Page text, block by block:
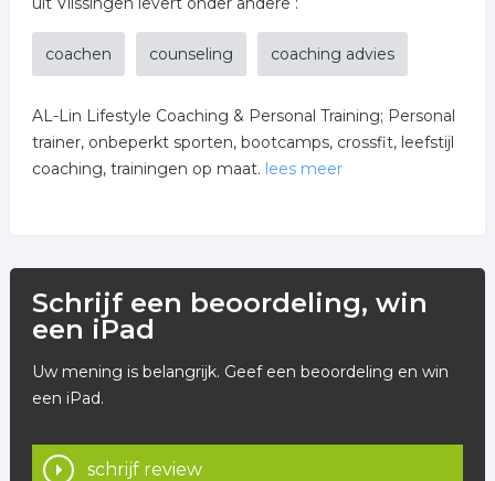
coachen counseling coaching advies
AL-Lin Lifestyle Coaching & Personal Training; Personal
trainer, onbeperkt sporten, bootcamps, crossfit, leefstijl
coaching, trainingen op maat. lees meer
De trainingen vinden plaats in: Mercuriusweg 13 te
Vlissingen
Schrijf een beoordeling, win
een iPad
Uw mening is belangrijk. Geef een beoordeling en win
een iPad.
schrijf review